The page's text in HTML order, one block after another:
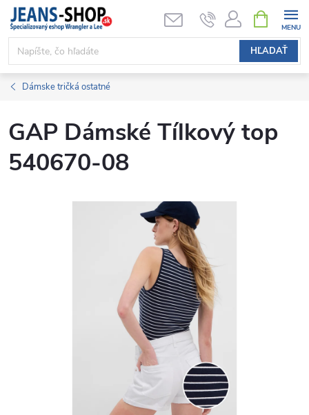
Prejsť
obsah
HĽADAŤ
KOŠÍK
Dámske tričká ostatné
GAP Dámské Tílkový top
540670-08